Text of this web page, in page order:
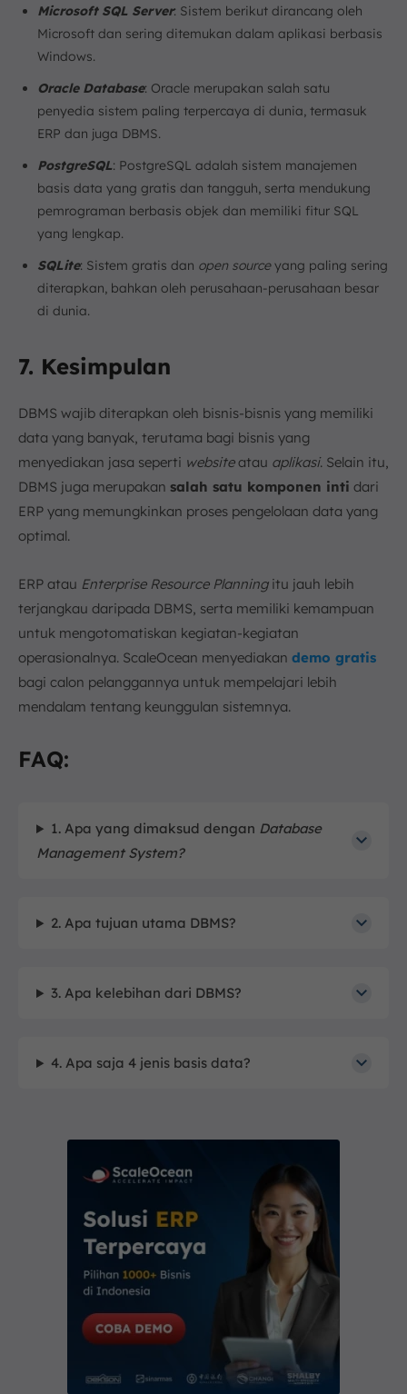
Microsoft SQL Server: Sistem berikut dirancang oleh
Microsoft dan sering ditemukan dalam aplikasi berbasis
Windows.
Oracle Database: Oracle merupakan salah satu
penyedia sistem paling terpercaya di dunia, termasuk
ERP dan juga DBMS.
PostgreSQL: PostgreSQL adalah sistem manajemen
basis data yang gratis dan tangguh, serta mendukung
pemrograman berbasis objek dan memiliki fitur SQL
yang lengkap.
SQLite: Sistem gratis dan open sourceyang paling sering
diterapkan, bahkan oleh perusahaan-perusahaan besar
di dunia.
7. Kesimpulan
DBMS wajib diterapkan oleh bisnis-bisnis yang memiliki
data yang banyak, terutama bagi bisnis yang
menyediakan jasa seperti websiteatau aplikasi. Selain itu,
DBMS juga merupakan salah satu komponen inti dari
ERP yang memungkinkan proses pengelolaan data yang
optimal.
ERP atau Enterprise Resource Planningitu jauh lebih
terjangkau daripada DBMS, serta memiliki kemampuan
untuk mengotomatiskan kegiatan-kegiatan
operasionalnya. ScaleOcean menyediakan demo gratis
bagi calon pelanggannya untuk mempelajari lebih
mendalam tentang keunggulan sistemnya.
FAQ:
1. Apa yang dimaksud dengan Database
Management System?
2. Apa tujuan utama DBMS?
3. Apa kelebihan dari DBMS?
4. Apa saja 4 jenis basis data?